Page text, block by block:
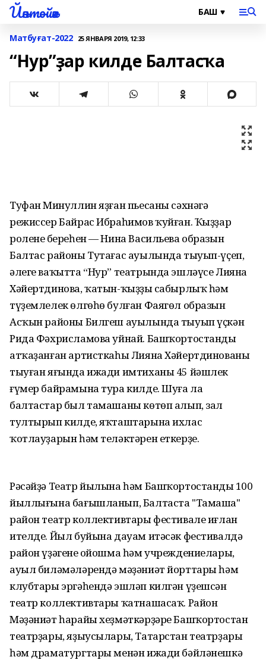
Йәнтөйәк
Матбуғат-2022 25 ЯНВАРЯ 2019, 12:33
“Нур”ҙар килде Балтасҡа
Туфан Миңнуллин яҙған пьесаны сәхнәгә
режиссер Байрас Ибраһимов ҡуйған. Ҡыҙҙар
роленең береһен — Нина Васильева образын
Балтас районы Тутағас ауылында тыуып-үҫеп,
әлеге ваҡытта “Нур” театрында эшләүсе Лияна
Хәйертдинова, ҡатын-ҡыҙҙың сабырлыҡ һәм
түҙемлелек өлгөһө булған Фаягөл образын
Асҡын районы Билгеш ауылында тыуып үҫкән
Рида Фәхрисламова уйнай. Башҡортостандың
атҡаҙанған артисткаһы Лияна Хәйертдинованың
тыуған яғында ижади имтиханы 45 йәшлек
ғүмер байрамына тура килде. Шуға ла
балтастар был тамашаны көтөп алып, зал
тултырып килде, яҡташтарына ихлас
ҡотлауҙарын һәм теләктәрен еткерҙе.
Рәсәйҙә Театр йылына һәм Башҡортостандың 100
йыллығына бағышланып, Балтаста "Тамаша"
район театр коллективтары фестивале иғлан
ителде. Йыл буйына дауам итәсәк фестивалдә
район үҙәгенең ойошма һәм учреждениелары,
ауыл биләмәләрендә мәҙәниәт йорттары һәм
клубтары эргәһендә эшләп килгән үҙешсән
театр коллективтары ҡатнашасаҡ. Район
Мәҙәниәт һарайы хеҙмәткәрҙәре Башҡортостан
театрҙары, яҙыусылары, Татарстан театрҙары
һәм драматургтары менән ижади бәйләнешкә